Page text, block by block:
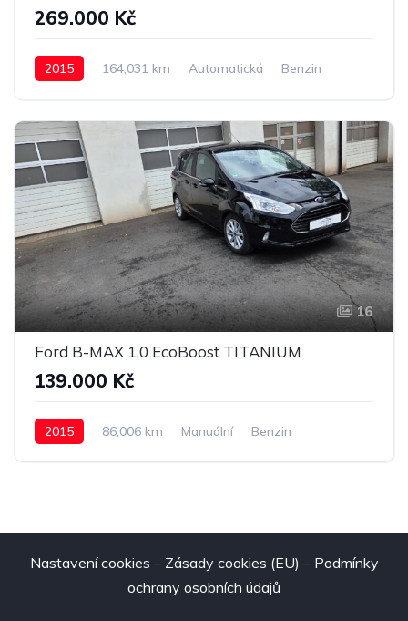
269.000 Kč
2015 164,031 km Automatická
Benzin
16
Ford B-MAX 1.0 EcoBoost TITANIUM
139.000 Kč
2015 86,006 km Manuální Benzin
Nastavení cookies – Zásady cookies (EU) – Podmínky
ochrany osobních údajů